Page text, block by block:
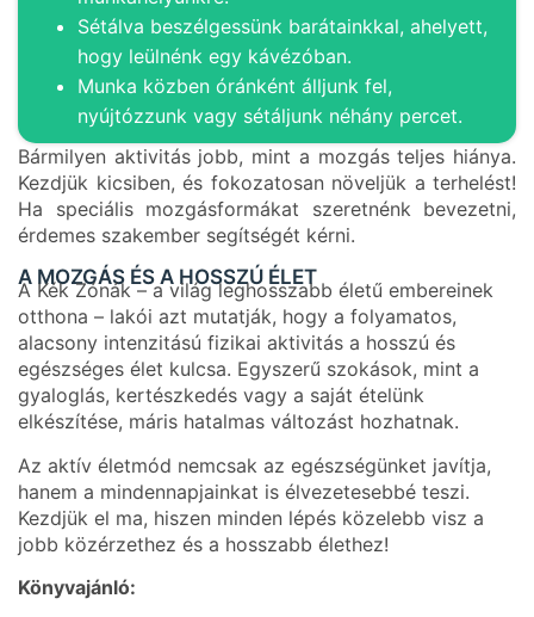
Sétálva beszélgessünk barátainkkal, ahelyett,
hogy leülnénk egy kávézóban.
Munka közben óránként álljunk fel,
nyújtózzunk vagy sétáljunk néhány percet.
Bármilyen aktivitás jobb, mint a mozgás teljes hiánya.
Kezdjük kicsiben, és fokozatosan növeljük a terhelést!
Ha speciális mozgásformákat szeretnénk bevezetni,
érdemes szakember segítségét kérni.
A MOZGÁS ÉS A HOSSZÚ ÉLET
A Kék Zónák – a világ leghosszabb életű embereinek
otthona – lakói azt mutatják, hogy a folyamatos,
alacsony intenzitású fizikai aktivitás a hosszú és
egészséges élet kulcsa. Egyszerű szokások, mint a
gyaloglás, kertészkedés vagy a saját ételünk
elkészítése, máris hatalmas változást hozhatnak.
Az aktív életmód nemcsak az egészségünket javítja,
hanem a mindennapjainkat is élvezetesebbé teszi.
Kezdjük el ma, hiszen minden lépés közelebb visz a
jobb közérzethez és a hosszabb élethez!
Könyvajánló: